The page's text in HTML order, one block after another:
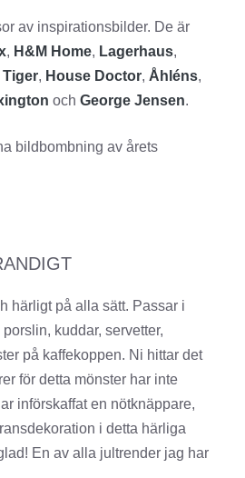
av inspirationsbilder. De är
, H&M Home, Lagerhaus,
Tiger, House Doctor, Åhléns,
och George Jensen.
bildbombning av årets
härligt på alla sätt. Passar i
kuddar, servetter,
på kaffekoppen. Ni hittar det
för detta mönster har inte
införskaffat en nötknäppare,
i detta härliga
En av alla jultrender jag har